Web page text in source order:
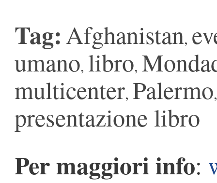
Tag:Afghanistan,
umano, libro,
multicenter, Palermo
presentazione libro
Per maggiori info: